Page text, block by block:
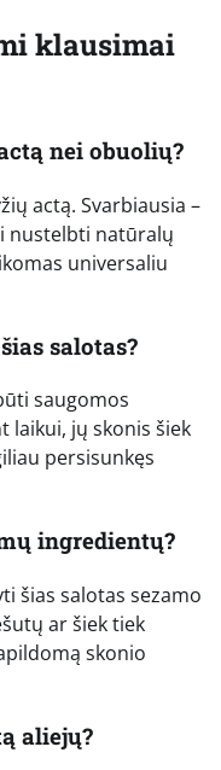
klausimai
nei obuolių?
actą. Svarbiausia –
nustelbti natūralų
universaliu
salotas?
saugomos
laikui, jų skonis šiek
persisunkęs
ingredientų?
šias salotas sezamo
ar šiek tiek
skonio
aliejų?